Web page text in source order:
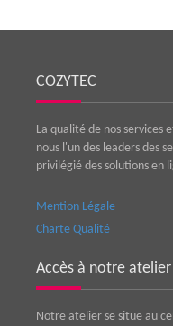
COZYTEC
La qualité de nos services
nous l'un des leaders des
privilégié des solutions en
Mention Légale
Charte Qualité
Accès à notre atelier
Notre atelier se situe au